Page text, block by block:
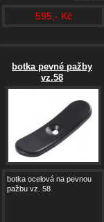
595,- Kč
botka pevné pažby
vz.58
botka ocelová na pevnou
pažbu vz. 58